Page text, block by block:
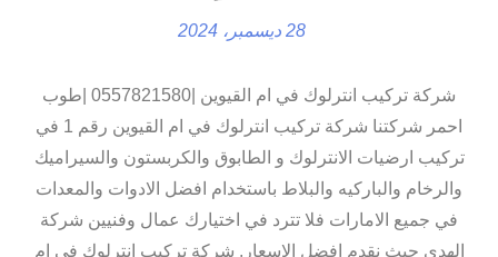
28 ديسمبر، 2024
شركة تركيب انترلوك في ام القيوين |0557821580 |طوب
احمر شركتنا شركة تركيب انترلوك في ام القيوين رقم 1 في
تركيب ارضيات الانترلوك و الطابوق والكربستون والسيراميك
والرخام والباركيه والبلاط باستخدام افضل الادوات والمعدات
في جميع الامارات فلا تترد في اختيارك عمال وفنيين شركة
الهدي حيث نقدم افضل الاسعار. شركة تركيب انترلوك في ام